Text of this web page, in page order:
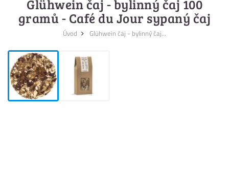
Glühwein čaj - bylinný čaj 100
gramů - Café du Jour sypaný čaj
Úvod Glühwein čaj - bylinný čaj...